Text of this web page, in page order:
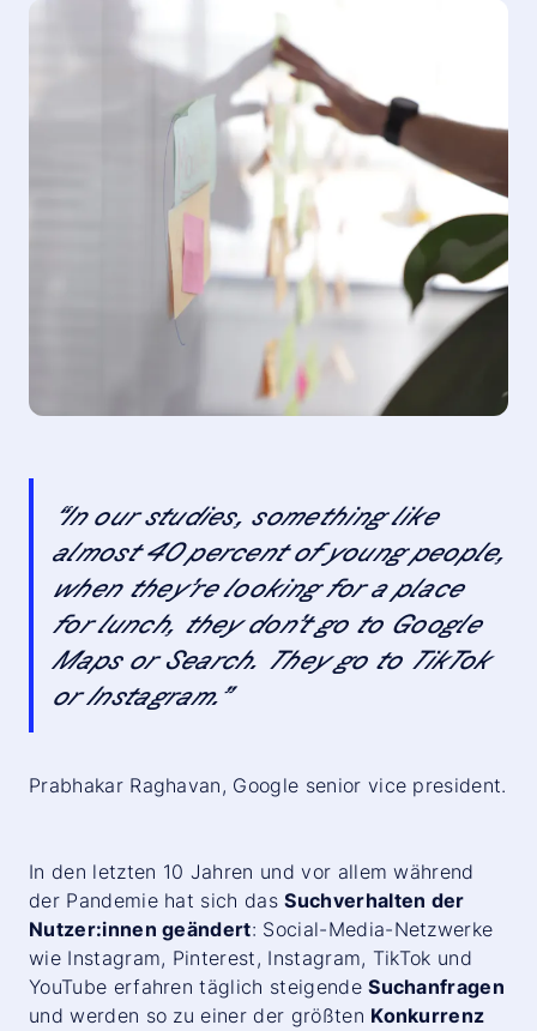
“In our studies, something like
almost 40 percent of young people,
when they’re looking for a place
for lunch, they don’t go to Google
Maps or Search. They go to TikTok
or Instagram.”
Prabhakar Raghavan, Google senior vice president.
In den letzten 10 Jahren und vor allem während
der Pandemie hat sich dasSuchverhalten der
Nutzer:innen geändert: Social-Media-Netzwerke
wie Instagram, Pinterest, Instagram, TikTok und
YouTube erfahren täglich steigendeSuchanfragen
und werden so zu einer der größten Konkurrenz